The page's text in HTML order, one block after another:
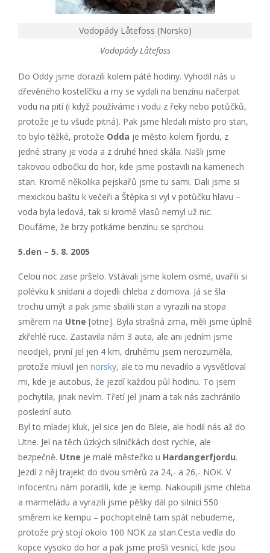
Vodopády Låtefoss (Norsko)
Vodopády Låtefoss
Do Oddy jsme dorazili kolem páté hodiny. Vyhodil nás u
dřevěného kostelíčku a my se vydali na benzínu načerpat
vodu na pití (i když používáme i vodu z řeky nebo potůčků,
protože je tu všude pitná). Pak jsme hledali místo pro stan,
to bylo těžké, protože Odda je město kolem fjordu, z
jedné strany je voda a z druhé hned skála. Našli jsme
takovou odbočku do hor, kde jsme postavili na kamenech
stan. Kromě několika pejskařů jsme tu sami. Dali jsme si
mexickou baštu k večeři a Štěpka si vyl v potůčku hlavu –
voda byla ledová, tak si kromě vlasů nemyl už nic.
Doufáme, že brzy potkáme benzínu se sprchou.
5.den – 5. 8. 2005
Celou noc zase pršelo. Vstávali jsme kolem osmé, uvařili si
polévku k snídani a dojedli chleba z domova. Já se šla
trochu umýt a pak jsme sbalili stan a vyrazili na stopa
směrem na Utne [ötne]. Byla strašná zima, měli jsme úplně
zkřehlé ruce. Zastavila nám 3 auta, ale ani jedním jsme
neodjeli, první jel jen 4 km, druhému jsem nerozuměla,
protože mluvil jen norsky, ale to mu nevadilo a vysvětloval
mi, kde je autobus, že jezdí každou půl hodinu. To jsem
pochytila, jinak nevím. Třetí jel jinam a tak nás zachránilo
poslední auto.
Byl to mladej kluk, jel sice jen do Bleie, ale hodil nás až do
Utne. Jel na těch úzkých silničkách dost rychle, ale
bezpečně. Utne je malé městečko u Hardangerfjordu.
Jezdí z něj trajekt do dvou směrů za 24,- a 26,- NOK. V
infocentru nám poradili, kde je kemp. Nakoupili jsme chleba
a marmeládu a vyrazili jsme pěšky dál po silnici 550
směrem ke kempu – pochopitelně tam spát nebudeme,
protože prý stojí okolo 100 NOK za stan.Cesta vedla do
kopce vysoko do hor a pak jsme prošli vesnicí, kde jsou